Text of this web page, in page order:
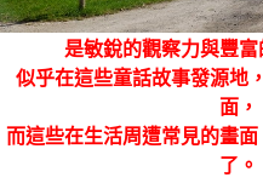
是敏銳的觀察力與豐富
似乎在這些童話故事發源地
面，
而這些在生活周遭常見的畫
了。